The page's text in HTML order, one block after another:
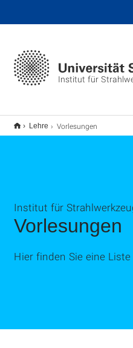
Institut für
Lehre Vorlesungen
Vorlesungen
Institut für
Hier finden Sie eine